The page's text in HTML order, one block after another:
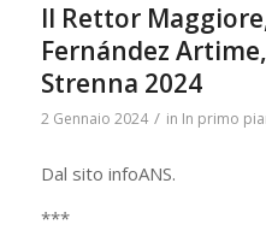
Il Rettor
Fernández
Strenna 2024
2 Gennaio 2024 / in In primo
Dal sito infoANS.
***